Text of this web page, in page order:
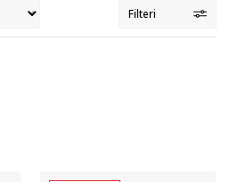
Filteri